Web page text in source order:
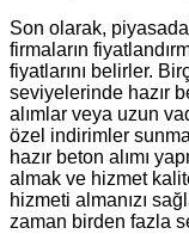
Son olarak,
firmaların
fiyatlarını belirler.
seviyelerinde hazır
alımlar veya uzun
özel indirimler
hazır beton alımı
almak ve hizmet
hizmeti almanızı
zaman birden fazla